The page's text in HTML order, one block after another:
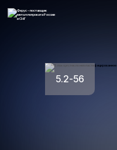
5.2-56